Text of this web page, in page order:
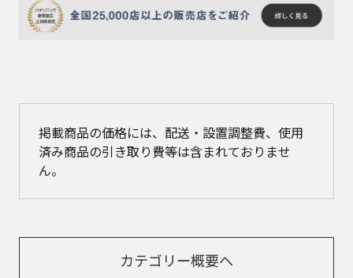
掲載商品の価格には、配送・設置調整費、使用
済み商品の引き取り費等は含まれておりませ
ん。
カテゴリー概要へ